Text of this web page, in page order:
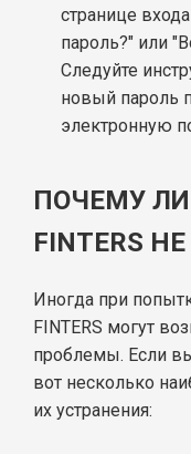
странице
пароль?" или
Следуйте
новый пароль
электронную
ПОЧЕМУ
FINTERS
Иногда при
FINTERS могут
проблемы. Если
вот несколько
их устранения: